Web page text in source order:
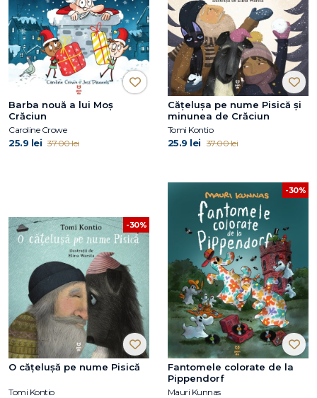
Barba nouă a lui Moș
Crăciun
Caroline Crowe
25.9 lei 37.00 lei
Cățelușa pe nume Pisică și
minunea de Crăciun
Tomi Kontio
25.9 lei 37.00 lei
-30%
O cățelușă pe nume Pisică
Tomi Kontio
-30%
Fantomele colorate de la
Pippendorf
Mauri Kunnas